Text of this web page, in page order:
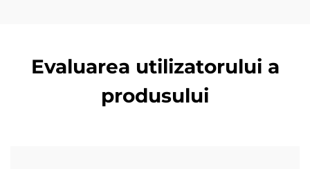
Evaluarea utilizatorului a
produsului